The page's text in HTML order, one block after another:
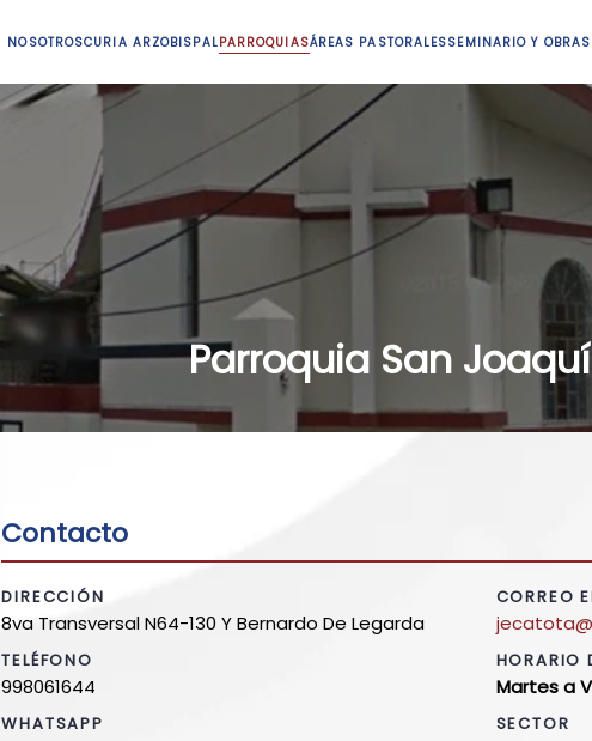
NOSOTROSCURIA ARZOBISPALPARROQUIASÁREAS PASTORALESSEMINARIO Y
Parroquia San
Contacto
DIRECCIÓN
8va Transversal N64-130 Y Bernardo De Legarda
TELÉFONO
998061644
WHATSAPP
CORREO
HORARIO
Martes a
SECTOR